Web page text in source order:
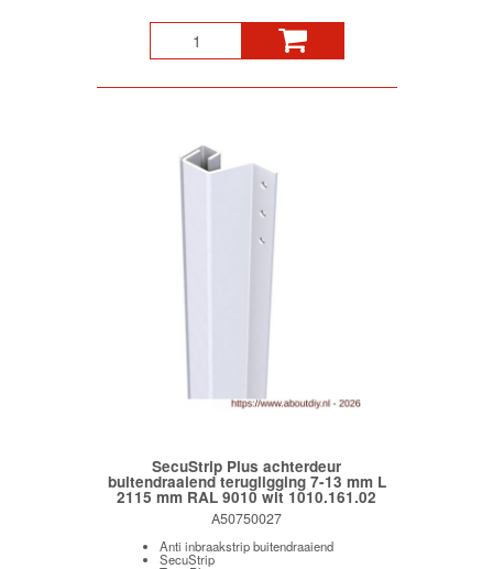
SecuStrip Plus achterdeur
buitendraaiend terugligging 7-13 mm L
2115 mm RAL 9010 wit 1010.161.02
A50750027
Anti inbraakstrip buitendraaiend
SecuStrip